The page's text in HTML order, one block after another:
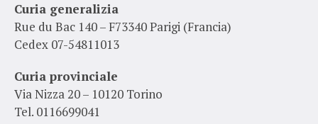
Curia generalizia
Rue du Bac 140 – F73340 Parigi (Francia)
Cedex 07-54811013
Curia provinciale
Via Nizza 20 – 10120 Torino
Tel. 0116699041